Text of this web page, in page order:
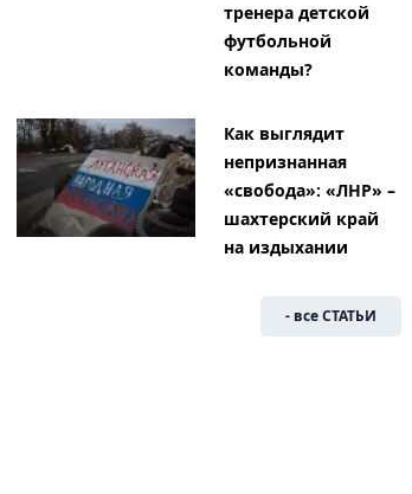
тренера детской
футбольной
команды?
Как выглядит
непризнанная
«свобода»: «ЛНР» –
шахтерский край
на издыхании
- все СТАТЬИ